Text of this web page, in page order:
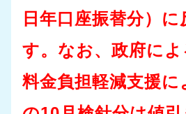
日年口座振替分）に
す。なお、政府によ
料金負担軽減支援に